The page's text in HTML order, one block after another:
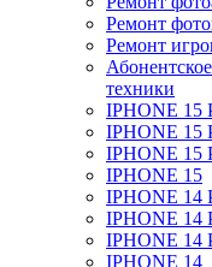
Ремонт
Ремонт
техники
IPHONE 15
IPHONE 15
IPHONE 15
IPHONE 15
IPHONE 14
IPHONE 14
IPHONE 14
IPHONE 14